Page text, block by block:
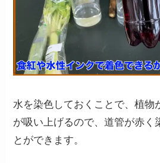
水を染色しておくことで、植物
が吸い上げるので、道管が赤く
とができます。